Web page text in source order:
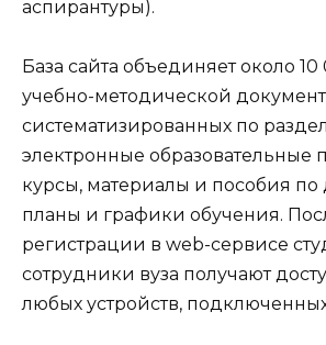
аспирантуры).
База сайта объединяет около
учебно-методической
систематизированных по
электронные образовательные
курсы, материалы и пособия
планы и графики обучения.
регистрации в web-сервисе
сотрудники вуза получают
любых устройств,